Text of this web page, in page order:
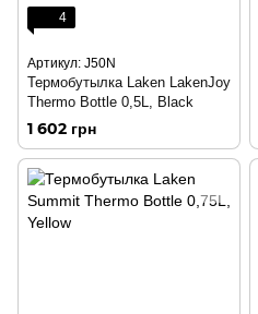
4
Артикул: J50N
Термобутылка Laken LakenJoy
Thermo Bottle 0,5L, Black
1 602 грн